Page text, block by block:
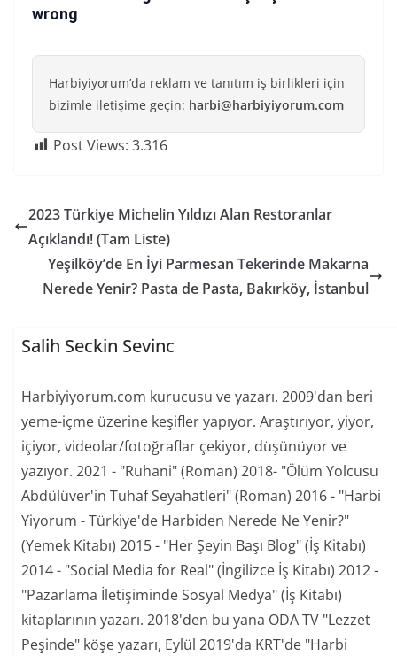
Harbiyiyorum’da reklam ve tanıtım iş birlikleri için
bizimle iletişime geçin: harbi@harbiyiyorum.com
Post Views: 3.316
2023 Türkiye Michelin Yıldızı Alan Restoranlar
Açıklandı! (Tam Liste)
Yeşilköy’de En İyi Parmesan Tekerinde Makarna
Nerede Yenir? Pasta de Pasta, Bakırköy, İstanbul
Salih Seckin Sevinc
Harbiyiyorum.com kurucusu ve yazarı. 2009'dan beri
yeme-içme üzerine keşifler yapıyor. Araştırıyor, yiyor,
içiyor, videolar/fotoğraflar çekiyor, düşünüyor ve
yazıyor. 2021 - "Ruhani" (Roman) 2018- "Ölüm Yolcusu
Abdülüver'in Tuhaf Seyahatleri" (Roman) 2016 - "Harbi
Yiyorum - Türkiye'de Harbiden Nerede Ne Yenir?"
(Yemek Kitabı) 2015 - "Her Şeyin Başı Blog" (İş Kitabı)
2014 - "Social Media for Real" (İngilizce İş Kitabı) 2012 -
"Pazarlama İletişiminde Sosyal Medya" (İş Kitabı)
kitaplarının yazarı. 2018'den bu yana ODA TV "Lezzet
Peşinde" köşe yazarı, Eylül 2019'da KRT'de "Harbi